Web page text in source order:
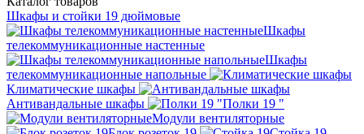
Шкафы и стойки 19 дюймовые
Шкафы
телекоммуникационные настенные
Шкафы
телекоммуникационные напольные
Климатические шкафы
Антивандальные шкафы
Полки 19 "
Модули вентиляторные